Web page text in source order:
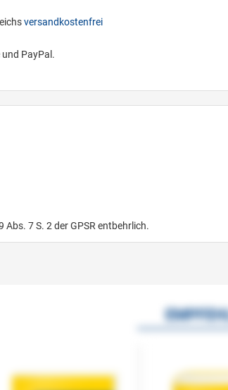
versandkostenfrei
PayPal.
7 S. 2 der GPSR entbehrlich.